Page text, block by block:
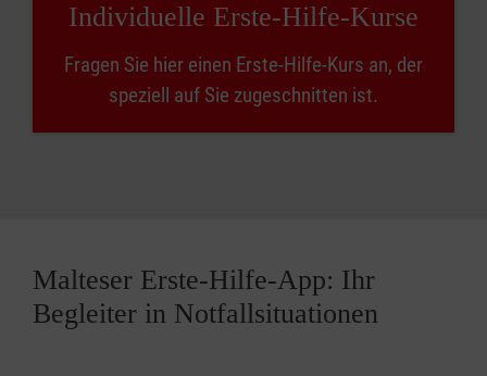
Individuelle Erste-Hilfe-Kurse
Fragen Sie hier einen Erste-Hilfe-Kurs an, der
speziell auf Sie zugeschnitten ist.
Malteser Erste-Hilfe-App: Ihr
Begleiter in Notfallsituationen